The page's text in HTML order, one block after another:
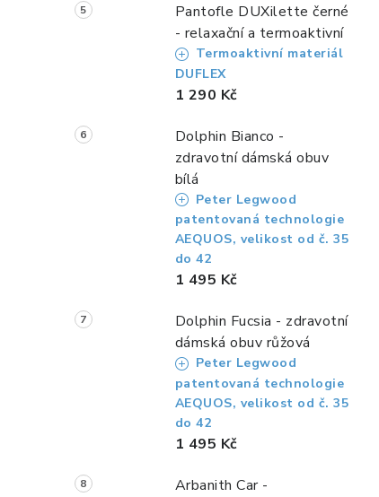
Pantofle DUXilette černé
- relaxační a termoaktivní
Termoaktivní materiál
DUFLEX
1 290 Kč
Dolphin Bianco -
zdravotní dámská obuv
bílá
Peter Legwood
patentovaná technologie
AEQUOS, velikost od č. 35
do 42
1 495 Kč
Dolphin Fucsia - zdravotní
dámská obuv růžová
Peter Legwood
patentovaná technologie
AEQUOS, velikost od č. 35
do 42
1 495 Kč
Arbanith Car -